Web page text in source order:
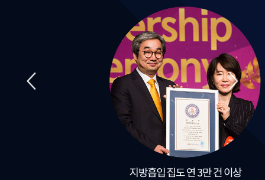
지방흡입 집도 연 3만 건 이상